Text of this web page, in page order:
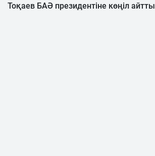
Тоқаев БАӘ президентіне көңіл айтты